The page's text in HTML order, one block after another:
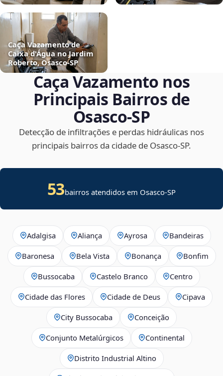
Caça Vazamento de
Caixa d'Água no Jardim
Roberto, Osasco‑SP
Caça Vazamento nos
Principais Bairros de
Osasco‑SP
Detecção de infiltrações e perdas hidráulicas nos
principais bairros da cidade de Osasco‑SP.
53bairros atendidos em Osasco-SP
Adalgisa Aliança Ayrosa Bandeiras
Baronesa Bela Vista Bonança Bonfim
Bussocaba Castelo Branco Centro
Cidade das Flores Cidade de Deus Cipava
City Bussocaba Conceição
Conjunto Metalúrgicos Continental
Distrito Industrial Altino